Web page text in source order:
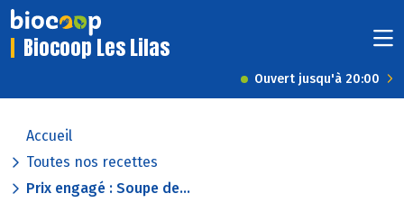
Biocoop Les Lilas
Ouvert jusqu'à 20:00
Accueil
Toutes nos recettes
Prix engagé : Soupe de...